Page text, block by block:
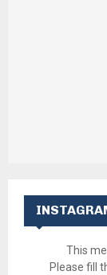
This
Please fill